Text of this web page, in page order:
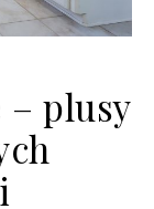
– plusy